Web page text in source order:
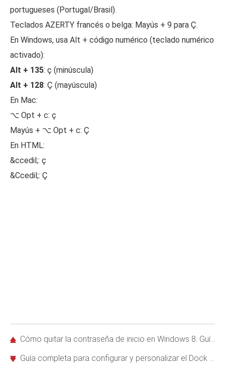
portugueses (Portugal/Brasil).
Teclados AZERTY francés o belga: Mayús + 9 para Ç.
En Windows, usa Alt + código numérico (teclado numérico
activado):
Alt + 135: ç (minúscula)
Alt + 128: Ç (mayúscula)
En Mac:
⌥ Opt + c: ç
Mayús + ⌥ Opt + c: Ç
En HTML:
&ccedil;: ç
&Ccedil;: Ç
Cómo quitar la contraseña de inicio en Windows 8: Guía paso a paso segura
Guía completa para configurar y personalizar el Dock en macOS